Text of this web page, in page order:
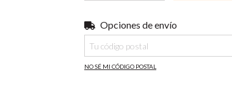
Entregas para el CP:
Opciones de envío
NO SÉ MI CÓDIGO POSTAL